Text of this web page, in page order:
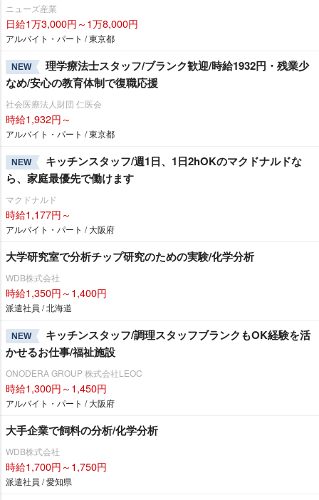
ニューズ産業
日給1万3,000円～1万8,000円
アルバイト・パート / 東京都
NEW
理学療法士スタッフ/ブランク歓迎/時給1932円・残業少
なめ/安心の教育体制で復職応援
社会医療法人財団 仁医会
時給1,932円～
アルバイト・パート / 東京都
NEW
キッチンスタッフ/週1日、1日2hOKのマクドナルドな
ら、家庭最優先で働けます
マクドナルド
時給1,177円～
アルバイト・パート / 大阪府
大学研究室で分析チップ研究のための実験/化学分析
WDB株式会社
時給1,350円～1,400円
派遣社員 / 北海道
NEW
キッチンスタッフ/調理スタッフブランクもOK経験を活
かせるお仕事/福祉施設
ONODERA GROUP 株式会社LEOC
時給1,300円～1,450円
アルバイト・パート / 大阪府
大手企業で飼料の分析/化学分析
WDB株式会社
時給1,700円～1,750円
派遣社員 / 愛知県